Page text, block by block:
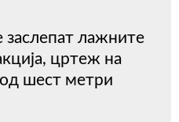
заслепат лажните
цртеж на
шест метри